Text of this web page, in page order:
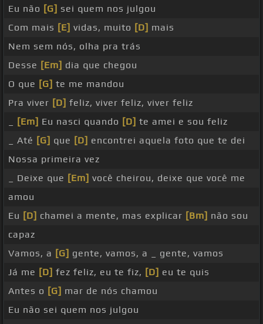
Eu não [G] sei quem nos julgou
Com mais [E] vidas, muito [D] mais
Nem sem nós, olha pra trás
Desse [Em] dia que chegou
O que [G] te me mandou
Pra viver [D] feliz, viver feliz, viver feliz
[Em] Eu nasci quando [D] te amei e sou feliz
_ Até [G] que [D] encontrei aquela foto que te dei
Nossa primeira vez
_ Deixe que [Em] você cheirou, deixe que você me
amou
Eu [D] chamei a mente, mas explicar [Bm] não sou
capaz
Vamos, a [G] gente, vamos, a _ gente, vamos
Já me [D] fez feliz, eu te fiz, [D] eu te quis
Antes o [G] mar de nós chamou
Eu não sei quem nos julgou